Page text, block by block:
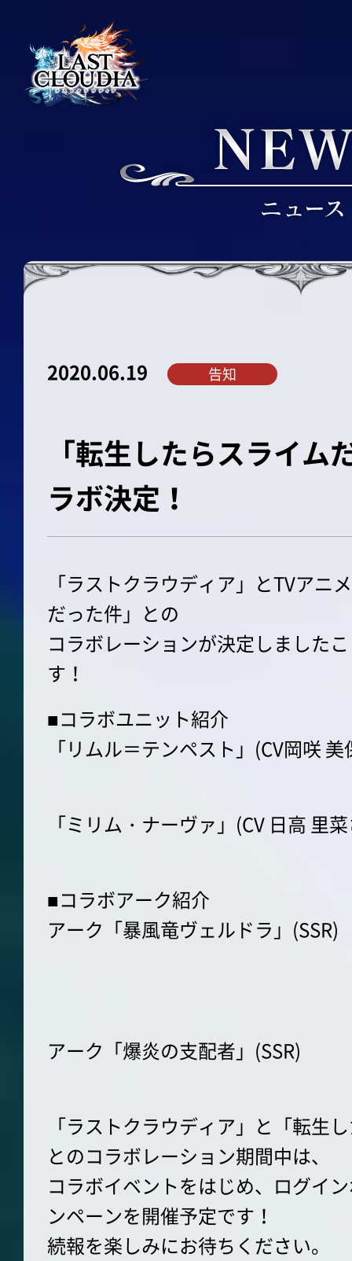
2020.06.19 告知
「転生したらスライム
ラボ決定！
「ラストクラウディア」とTVアニ
だった件」との
コラボレーションが決定しました
す！
■コラボユニット紹介
「リムル＝テンペスト」(CV岡咲
「ミリム・ナーヴァ」(CV 日高 里
■コラボアーク紹介
アーク「暴風竜ヴェルドラ」(SSR)
アーク「爆炎の支配者」(SSR)
「ラストクラウディア」と「転生
とのコラボレーション期間中は、
コラボイベントをはじめ、ログイ
ンペーンを開催予定です！
続報を楽しみにお待ちください。